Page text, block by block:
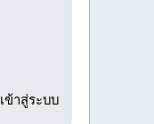
เข้าสู่ระบบ